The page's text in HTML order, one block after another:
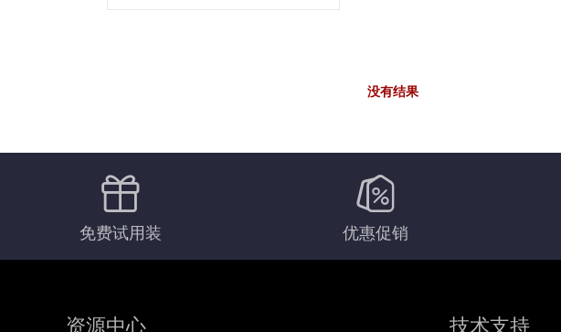
没有结果
免费试用装 优惠促销
资源中心 技术支持